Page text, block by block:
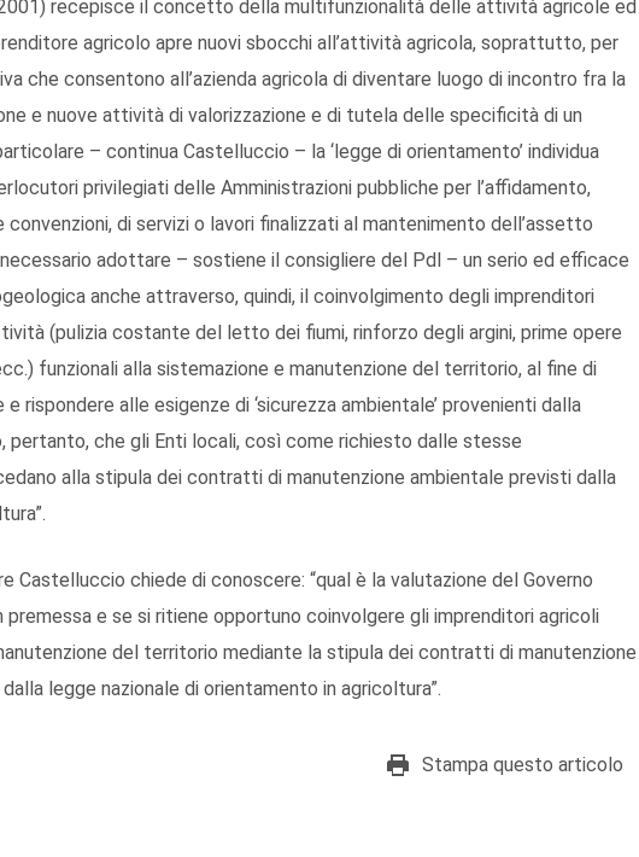
recepisce il concetto della multifunzionalità delle attività agricole ed
agricolo apre nuovi sbocchi all’attività agricola, soprattutto, per
che consentono all’azienda agricola di diventare luogo di incontro fra la
e nuove attività di valorizzazione e di tutela delle specificità di un
– continua Castelluccio – la ‘legge di orientamento’ individua
privilegiati delle Amministrazioni pubbliche per l’affidamento,
di servizi o lavori finalizzati al mantenimento dell’assetto
adottare – sostiene il consigliere del Pdl – un serio ed efficace
anche attraverso, quindi, il coinvolgimento degli imprenditori
(pulizia costante del letto dei fiumi, rinforzo degli argini, prime opere
funzionali alla sistemazione e manutenzione del territorio, al fine di
rispondere alle esigenze di ‘sicurezza ambientale’ provenienti dalla
che gli Enti locali, così come richiesto dalle stesse
alla stipula dei contratti di manutenzione ambientale previsti dalla
Castelluccio chiede di conoscere: “qual è la valutazione del Governo
e se si ritiene opportuno coinvolgere gli imprenditori agricoli
del territorio mediante la stipula dei contratti di manutenzione
legge nazionale di orientamento in agricoltura”.
Stampa questo articolo